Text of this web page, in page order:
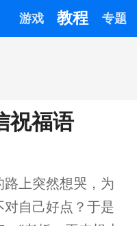
游戏 教程 专题
祝福语
上突然想哭，为
自己好点？于是